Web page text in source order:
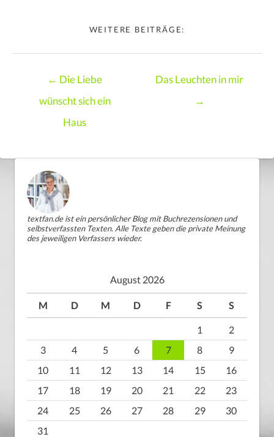
WEITERE BEITRÄGE:
← Die Liebe
wünscht sich ein
Haus
Das Leuchten in mir
→
textfan.de ist ein persönlicher Blog mit Buchrezensionen und
selbstverfassten Texten. Alle Texte geben die private Meinung
des jeweiligen Verfassers wieder.
August 2026
M D M D F S S
1
2
3
4 5 6 7 8
9
10
11 12 13 14 15
16
17
18 19 20 21 22
23
24
25 26 27 28 29
30
31